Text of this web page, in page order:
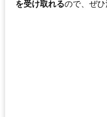
を受け取れるので、ぜひ